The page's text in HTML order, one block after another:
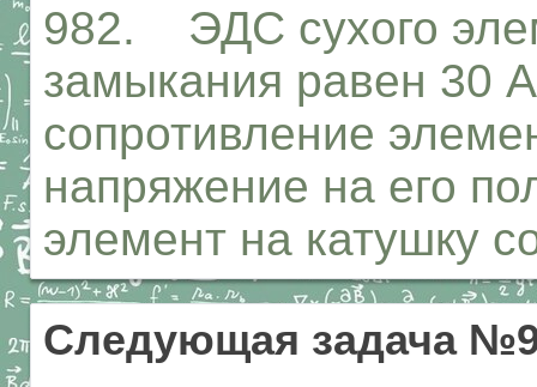
982. ЭДС сухого
замыкания равен 30
сопротивление
напряжение на его
элемент на катушку
Следующая задача